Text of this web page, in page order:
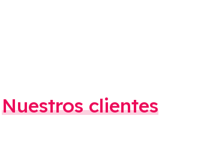
Nuestros clientes